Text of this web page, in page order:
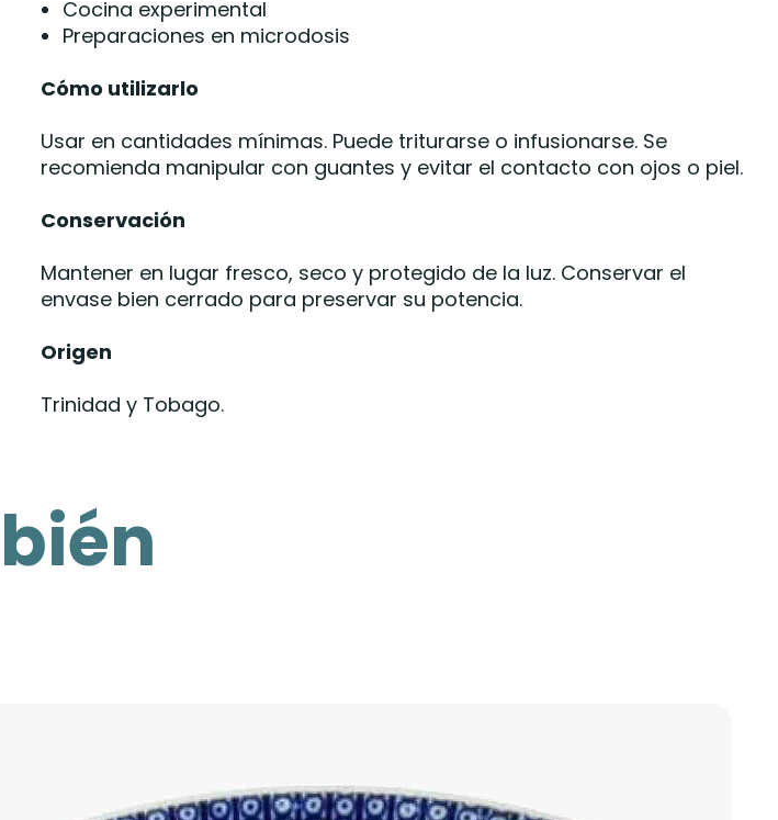
Cocina experimental
Preparaciones en microdosis
Cómo utilizarlo
Usar en cantidades mínimas. Puede triturarse o infusionarse. Se
recomienda manipular con guantes y evitar el contacto con ojos o piel.
Conservación
Mantener en lugar fresco, seco y protegido de la luz. Conservar el
envase bien cerrado para preservar su potencia.
Origen
Trinidad y Tobago.